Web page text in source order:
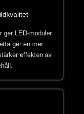
ger LED-moduler
ger en mer
effekten av